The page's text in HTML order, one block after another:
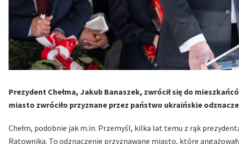
Prezydent Chełma, Jakub Banaszek, zwrócił się do
miasto zwróciło przyznane przez państwo ukraińskie
Chełm, podobnie jak m.in. Przemyśl, kilka lat temu z rąk
Ratownika. To odznaczenie przyznawane miasto, które